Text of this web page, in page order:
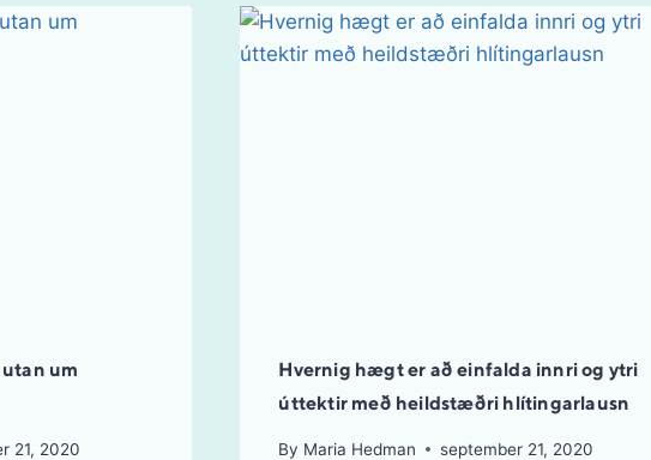
um
21, 2020
Hvernig hægt er að einfalda innri og ytri
úttektir með heildstæðri hlítingarlausn
By Maria Hedman september 21, 2020